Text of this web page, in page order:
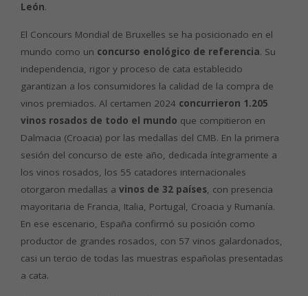
León.
El Concours Mondial de Bruxelles se ha posicionado en el
mundo como un concurso enológico de referencia. Su
independencia, rigor y proceso de cata establecido
garantizan a los consumidores la calidad de la compra de
vinos premiados. Al certamen 2024 concurrieron 1.205
vinos rosados de todo el mundo que compitieron en
Dalmacia (Croacia) por las medallas del CMB. En la primera
sesión del concurso de este año, dedicada íntegramente a
los vinos rosados, los 55 catadores internacionales
otorgaron medallas a vinos de 32 países, con presencia
mayoritaria de Francia, Italia, Portugal, Croacia y Rumanía.
En ese escenario, España confirmó su posición como
productor de grandes rosados, con 57 vinos galardonados,
casi un tercio de todas las muestras españolas presentadas
a cata.